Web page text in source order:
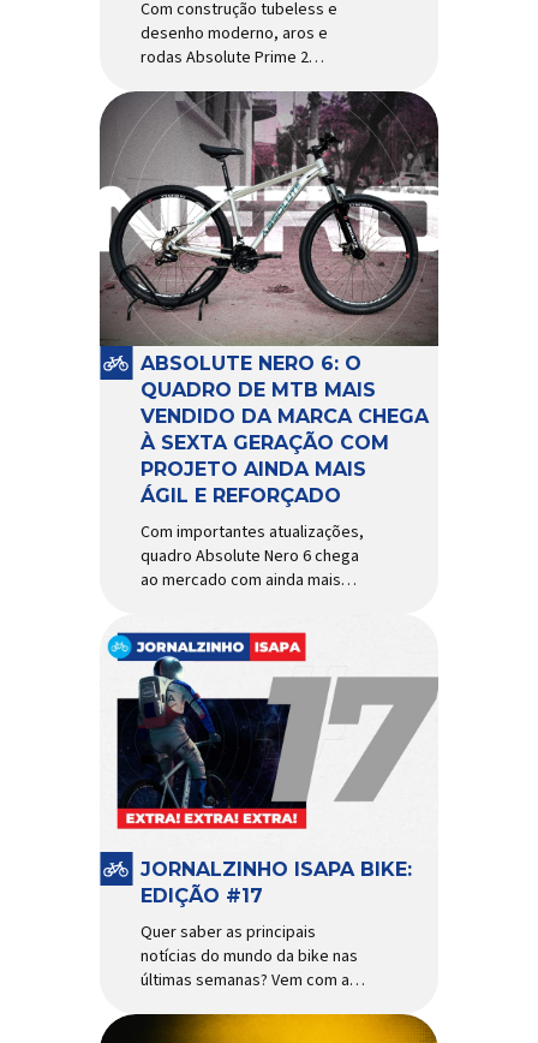
Com construção tubeless e
desenho moderno, aros e
rodas Absolute Prime 2
diversas melhorias No
mercado brasileiro há alguns
anos, os aros e as rodas
Absolute Prime chegaram
como uma opção para pilotos
de cross country e trail em
busca de alto desempenho e
preço realmente competitivo.
Para isso, a marca […]
ABSOLUTE NERO 6: O
QUADRO DE MTB MAIS
VENDIDO DA MARCA CHEGA
À SEXTA GERAÇÃO COM
PROJETO AINDA MAIS
ÁGIL E REFORÇADO
Com importantes atualizações,
quadro Absolute Nero 6 chega
ao mercado com ainda mais
uso urbano e MTB recreacional
Um dos quadros de maior
sucesso do mercado de
bicicletas brasileiro chega em
nova versão: o
Absolute Nero 6, sexta geração
do quadro mais vendido da
marca nacional. Extremamente
popular para quem busca uma
JORNALZINHO ISAPA BIKE:
EDIÇÃO #17
Quer saber as principais
notícias do mundo da bike nas
últimas semanas? Vem com a
chegou! Clique aqui e leia